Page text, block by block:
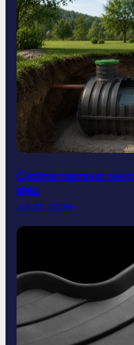
Čistilna naprava:
delo
Jul 31, 2026